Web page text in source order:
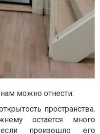
можно отнести:
пространства.
остаётся много
произошло его